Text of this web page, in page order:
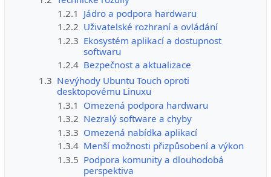
1.2.1 Jádro a podpora hardwaru
1.2.2 Uživatelské rozhraní a ovládání
1.2.3 Ekosystém aplikací a dostupnost
softwaru
1.2.4 Bezpečnost a aktualizace
1.3 Nevýhody Ubuntu Touch oproti
desktopovému Linuxu
1.3.1 Omezená podpora hardwaru
1.3.2 Nezralý software a chyby
1.3.3 Omezená nabídka aplikací
1.3.4 Menší možnosti přizpůsobení a výkon
1.3.5 Podpora komunity a dlouhodobá
perspektiva